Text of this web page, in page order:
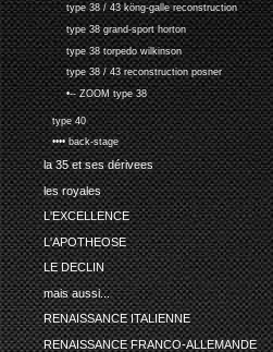
type 38 / 43 köng-galle reconstruction
type 38 grand-sport horton
type 38 torpedo wilkinson
type 38 / 43 reconstruction posner
•-- ZOOM type 38
type 40
•••• back-stage
la 35 et ses dérivees
les royales
L'EXCELLENCE
L'APOTHEOSE
LE DECLIN
mais aussi...
RENAISSANCE ITALIENNE
RENAISSANCE FRANCO-ALLEMANDE